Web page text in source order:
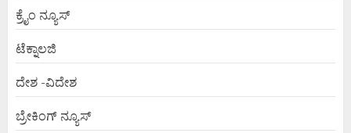
ಕ್ರೈಂ ನ್ಯೂಸ್
ಟೆಕ್ನಾಲಜಿ
ದೇಶ -ವಿದೇಶ
ಬ್ರೇಕಿಂಗ್ ನ್ಯೂಸ್